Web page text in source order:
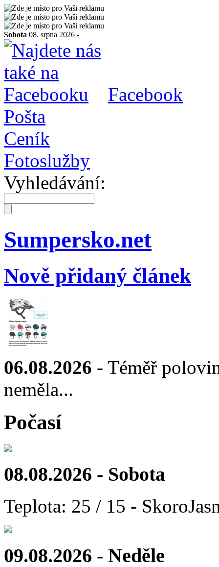
Sobota 08. srpna 2026 -
Facebook
Pošta
Ceník
Fotoslužby
Vyhledávání:
Sumpersko.net
Nově přidaný článek
06.08.2026 - Téměř
neměla...
Počasí
08.08.2026 - Sobota
Teplota: 25 / 15 -
09.08.2026 - Neděle